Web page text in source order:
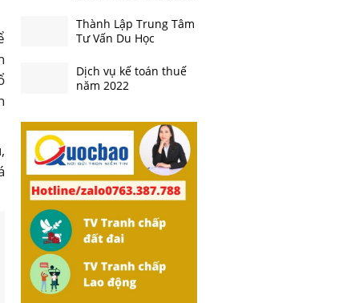
Thành Lập Trung Tâm
Tư Vấn Du Học
Dịch vụ kế toán thuế
năm 2022